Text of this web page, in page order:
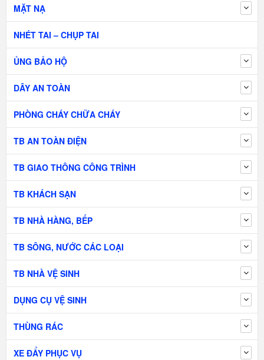
MẶT NẠ
NHÉT TAI – CHỤP TAI
ỦNG BẢO HỘ
DÂY AN TOÀN
PHÒNG CHÁY CHỮA CHÁY
TB AN TOÀN ĐIỆN
TB GIAO THÔNG CÔNG TRÌNH
TB KHÁCH SẠN
TB NHÀ HÀNG, BẾP
TB SÔNG, NƯỚC CÁC LOẠI
TB NHÀ VỆ SINH
DỤNG CỤ VỆ SINH
THÙNG RÁC
XE ĐẨY PHỤC VỤ